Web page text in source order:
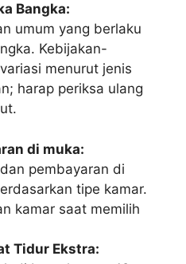
Bangka:
umum yang berlaku
Kebijakan-
menurut jenis
harap periksa ulang
di muka:
pembayaran di
tipe kamar.
kamar saat memilih
Tidur Ekstra: